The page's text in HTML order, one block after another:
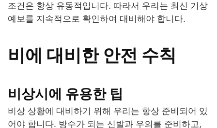
조건은 항상 유동적입니다. 따라서 우리는 최신 기상
예보를 지속적으로 확인하여 대비해야 합니다.
비에 대비한 안전 수칙
비상시에 유용한 팁
비상 상황에 대비하기 위해 우리는 항상 준비되어 있
어야 합니다. 방수가 되는 신발과 우의를 준비하고,